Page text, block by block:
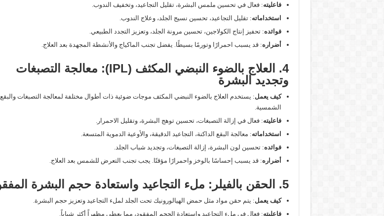
فاعليته: فعال في تحسين ملمس البشرة، تقليل التجاعيد، وتخفيف الندوب.
استخداماته: تقليل التجاعيد، تحسين نسيج الجلد، وعلاج الندوب.
فوائده: تحفيز إنتاج الكولاجين، تحسين مرونة الجلد، وتعزيز التجدد الطبيعي.
أضراره: قد يسبب احمرارًا وتورمًا بسيطًا. يفضل تجنب الماكياج والأنشطة المجهدة بعد العلاج.
4. العلاج بالضوء النبضي المكثف (IPL): معالجة التصبغات
وتجديد البشرة
كيف يعمل: يستخدم العلاج بالضوء النبضي المكثف موجات ضوئية ذات أطوال مختلفة لمعالجة التصبغات والبقع
الشمسية.
فاعليته: فعال في إزالة التصبغات، تحسين توهج البشرة، وتقليل الاحمرار.
استخداماته: معالجة البقع الداكنة، التجاعيد الدقيقة، والأوعية الدموية المتسعة.
فوائده: تحسين لون البشرة، إزالة التصبغات، وتجديد شباب الجلد.
أضراره: قد يسبب إحساسًا بالوخز واحمرارًا مؤقتًا. يجب تجنب التعرض للشمس بعد العلاج.
5. الحقن بالفيلر: ملء التجاعيد واستعادة حجم البشرة المفقود
كيف يعمل: يتم حقن مواد مثل حمض الهيالورونيك تحت الجلد لملء التجاعيد وتعزيز حجم البشرة.
فاعليته: فعال في ملء التجاعيد واستعادة الحجم المفقود، مما يعطي مظهراً أكثر شباباً.